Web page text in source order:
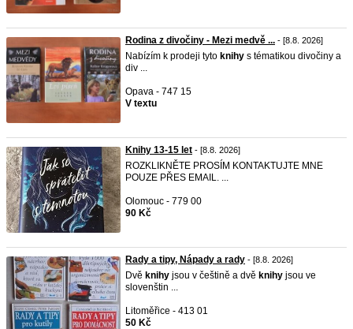
Rodina z divočiny - Mezi medvě ... - [8.8. 2026]
Nabízím k prodeji tyto knihy s tématikou divočiny a
div ...
Opava - 747 15
V textu
Knihy 13-15 let - [8.8. 2026]
ROZKLIKNĚTE PROSÍM KONTAKTUJTE MNE
POUZE PŘES EMAIL. ...
Olomouc - 779 00
90 Kč
Rady a tipy, Nápady a rady - [8.8. 2026]
Dvě knihy jsou v češtině a dvě knihy jsou ve
slovenštin ...
Litoměřice - 413 01
50 Kč